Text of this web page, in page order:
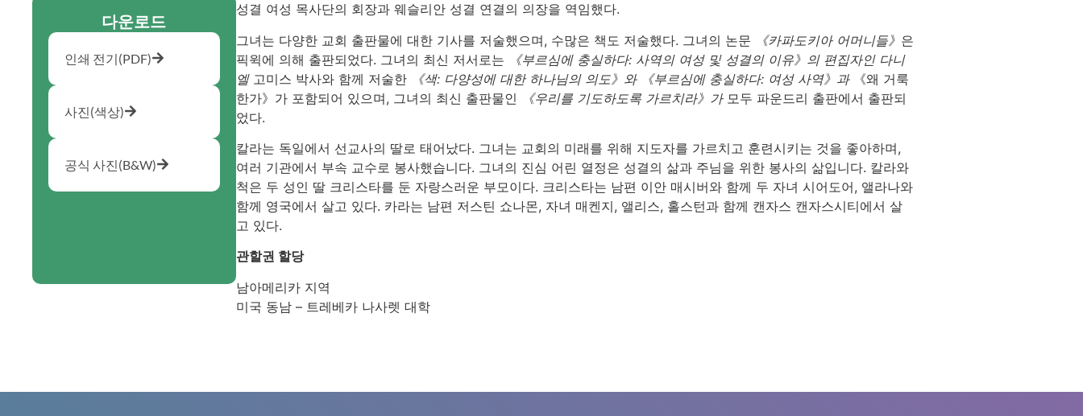
다운로드
인쇄 전기(PDF)
사진(색상)
공식 사진(B&W)
성결 여성 목사단의 회장과 웨슬리안 성결 연결의 의장을 역임했다.
그녀는 다양한 교회 출판물에 대한 기사를 저술했으며, 수많은 책도 저술했다. 그녀의 논문
《카파도키아 어머니들》 은
픽윅에 의해 출판되었다. 그녀의 최신 저서로는
《부르심에 충실하다: 사역의 여성 및 성결의 이유》의 편집자인 다니
엘고미스 박사와 함께 저술한 《색: 다양성에 대한 하나님의 의도》와 《부르심에 충실하다: 여성 사역》과《왜 거룩
한가》가 포함되어 있으며, 그녀의 최신 출판물인
《우리를 기도하도록 가르치라》가모두 파운드리 출판에서 출판되
었다.
칼라는 독일에서 선교사의 딸로 태어났다. 그녀는 교회의 미래를 위해 지도자를 가르치고 훈련시키는 것을 좋아하며,
여러 기관에서 부속 교수로 봉사했습니다. 그녀의 진심 어린 열정은 성결의 삶과 주님을 위한 봉사의 삶입니다. 칼라와
척은 두 성인 딸 크리스타를 둔 자랑스러운 부모이다. 크리스타는 남편 이안 매시버와 함께 두 자녀 시어도어, 앨라나와
함께 영국에서 살고 있다. 카라는 남편 저스틴 쇼나몬, 자녀 매켄지, 앨리스, 홀스턴과 함께 캔자스 캔자스시티에서 살
고 있다.
관할권 할당
남아메리카 지역
미국 동남 – 트레베카 나사렛 대학